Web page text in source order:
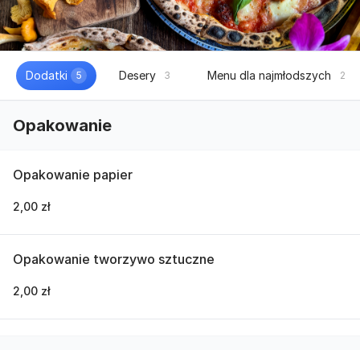
Dodatki 5 Desery 3 Menu dla najmłodszych 2
Opakowanie
Opakowanie papier
2,00 zł
Opakowanie tworzywo sztuczne
2,00 zł